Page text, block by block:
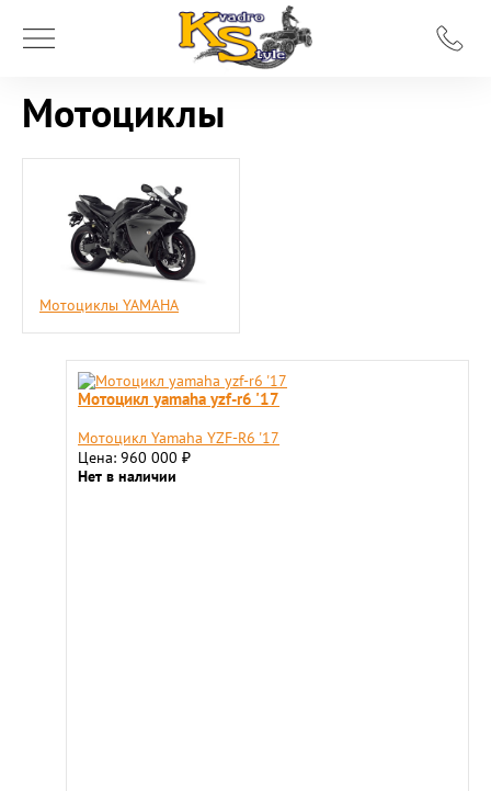
Мотоциклы
Мотоциклы YAMAHA
Мотоцикл yamaha yzf-r6 '17
Мотоцикл Yamaha YZF-R6 '17
Цена: 960 000 ₽
Нет в наличии